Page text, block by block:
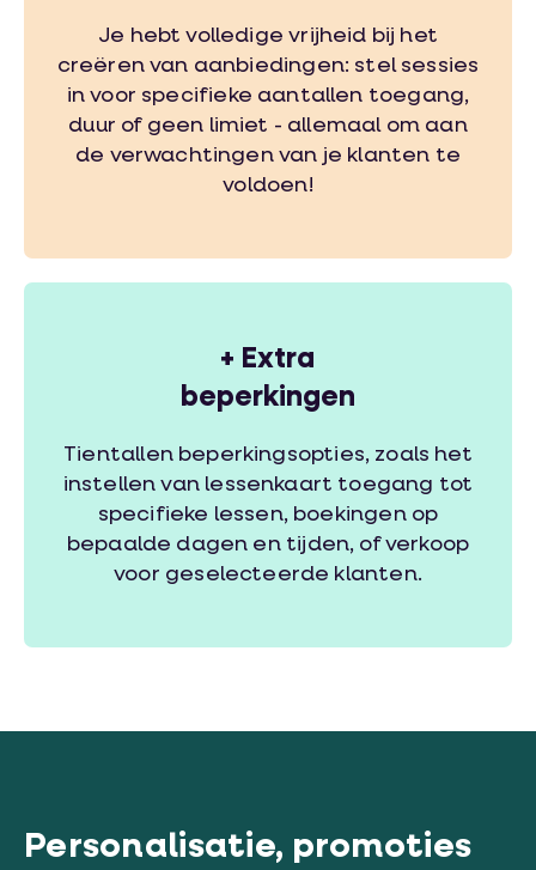
Je hebt volledige vrijheid bij het
creëren van aanbiedingen: stel sessies
in voor specifieke aantallen toegang,
duur of geen limiet - allemaal om aan
de verwachtingen van je klanten te
voldoen!
+ Extra
beperkingen
Tientallen beperkingsopties, zoals het
instellen van lessenkaart toegang tot
specifieke lessen, boekingen op
bepaalde dagen en tijden, of verkoop
voor geselecteerde klanten.
Personalisatie, promoties